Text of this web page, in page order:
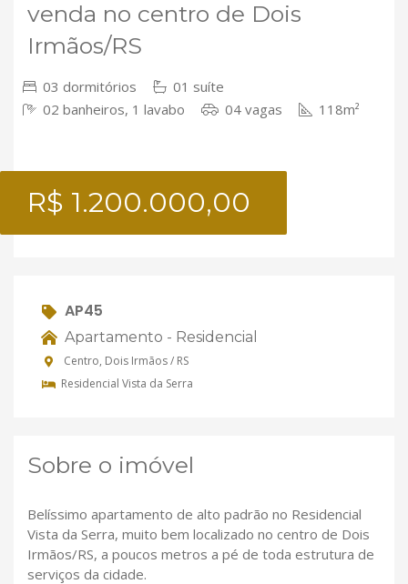
venda no centro de Dois
Irmãos/RS
03 dormitórios
01 suíte
02 banheiros, 1 lavabo
04 vagas 118m²
R$ 1.200.000,00
AP45
Apartamento - Residencial
Centro, Dois Irmãos / RS
Residencial Vista da Serra
Sobre o imóvel
Belíssimo apartamento de alto padrão no Residencial
Vista da Serra, muito bem localizado no centro de Dois
Irmãos/RS, a poucos metros a pé de toda estrutura de
serviços da cidade.